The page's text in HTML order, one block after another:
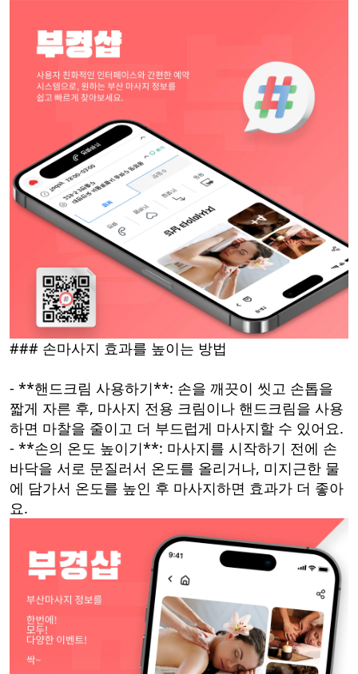
### 손마사지 효과를 높이는 방법
- **핸드크림 사용하기**: 손을 깨끗이 씻고 손톱을
짧게 자른 후, 마사지 전용 크림이나 핸드크림을 사용
하면 마찰을 줄이고 더 부드럽게 마사지할 수 있어요.
- **손의 온도 높이기**: 마사지를 시작하기 전에 손
바닥을 서로 문질러서 온도를 올리거나, 미지근한 물
에 담가서 온도를 높인 후 마사지하면 효과가 더 좋아
요.